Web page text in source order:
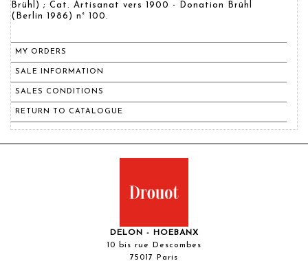
Brühl) ; Cat. Artisanat vers 1900 - Donation Brühl
(Berlin 1986) n° 100.
MY ORDERS
SALE INFORMATION
SALES CONDITIONS
RETURN TO CATALOGUE
DELON - HOEBANX
10 bis rue Descombes
75017 Paris